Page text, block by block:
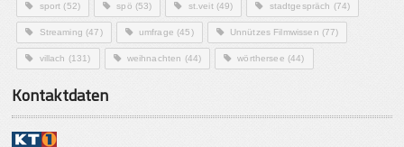
sport (52) spö (53) st.veit(49) stadtgespräch (74)
Streaming (47) umfrage (45) Unnützes Filmwissen (77)
villach (131) weihnachten (44) wörthersee (44)
Kontaktdaten